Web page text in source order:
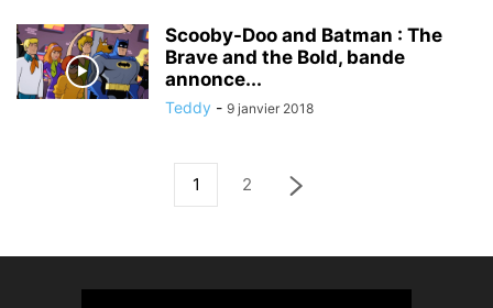
Scooby-Doo and Batman : The
Brave and the Bold, bande
annonce...
Teddy - 9 janvier 2018
1 2